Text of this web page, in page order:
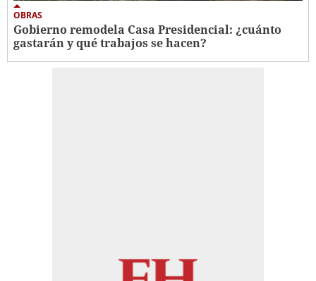
OBRAS
Gobierno remodela Casa Presidencial: ¿cuánto
gastarán y qué trabajos se hacen?